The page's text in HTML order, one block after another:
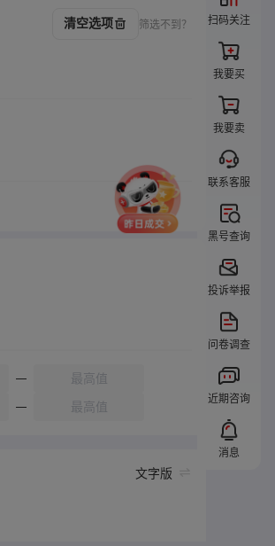
清空选项 筛选不到？
文字版
扫码关注
我要买
我要卖
联系客服
黑号查询
投诉举报
问卷调查
近期咨询
消息